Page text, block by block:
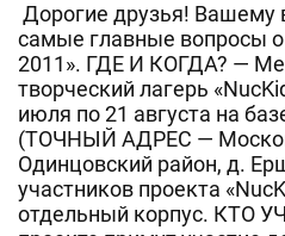
Дорогие друзья! Вашему
самые главные вопросы о
2011». ГДЕ И КОГДА? —
творческий лагерь
июля по 21 августа на
(ТОЧНЫЙ АДРЕС —
Одинцовский район, д.
участников проекта
отдельный корпус. КТО